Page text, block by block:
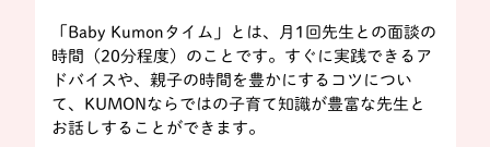
「Baby Kumonタイム」とは、月1回先生との面談の
時間（20分程度）のことです。すぐに実践できるア
ドバイスや、親子の時間を豊かにするコツについ
て、KUMONならではの子育て知識が豊富な先生と
お話しすることができます。